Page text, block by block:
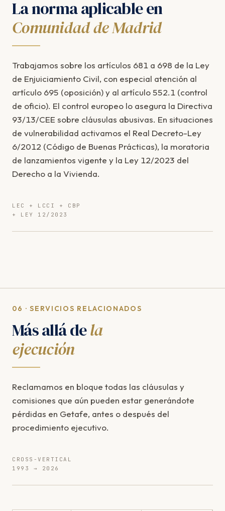
La norma aplicable en
Comunidad de Madrid
Trabajamos sobre los artículos 681 a 698 de la Ley
de Enjuiciamiento Civil, con especial atención al
artículo 695 (oposición) y al artículo 552.1 (control
de oficio). El control europeo lo asegura la Directiva
93/13/CEE sobre cláusulas abusivas. En situaciones
de vulnerabilidad activamos el Real Decreto-Ley
6/2012 (Código de Buenas Prácticas), la moratoria
de lanzamientos vigente y la Ley 12/2023 del
Derecho a la Vivienda.
LEC + LCCI + CBP
+ LEY 12/2023
06 · SERVICIOS RELACIONADOS
Más allá dela
ejecución
Reclamamos en bloque todas las cláusulas y
comisiones que aún pueden estar generándote
pérdidas en Getafe, antes o después del
procedimiento ejecutivo.
CROSS-VERTICAL
1993 → 2026